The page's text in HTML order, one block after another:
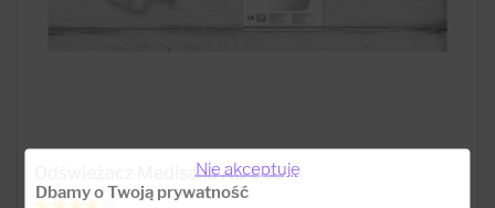
Odświeżacz Medisana AD 635
Nie akceptuję
Dbamy o Twoją prywatność